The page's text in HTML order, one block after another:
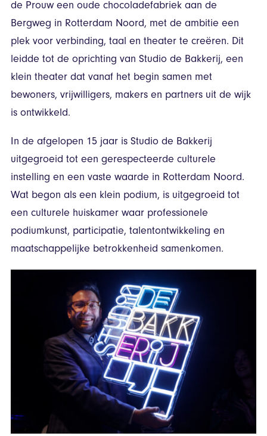
de Prouw een oude chocoladefabriek aan de
Bergweg in Rotterdam Noord, met de ambitie een
plek voor verbinding, taal en theater te creëren. Dit
leidde tot de oprichting van Studio de Bakkerij, een
klein theater dat vanaf het begin samen met
bewoners, vrijwilligers, makers en partners uit de wijk
is ontwikkeld.
In de afgelopen 15 jaar is Studio de Bakkerij
uitgegroeid tot een gerespecteerde culturele
instelling en een vaste waarde in Rotterdam Noord.
Wat begon als een klein podium, is uitgegroeid tot
een culturele huiskamer waar professionele
podiumkunst, participatie, talentontwikkeling en
maatschappelijke betrokkenheid samenkomen.